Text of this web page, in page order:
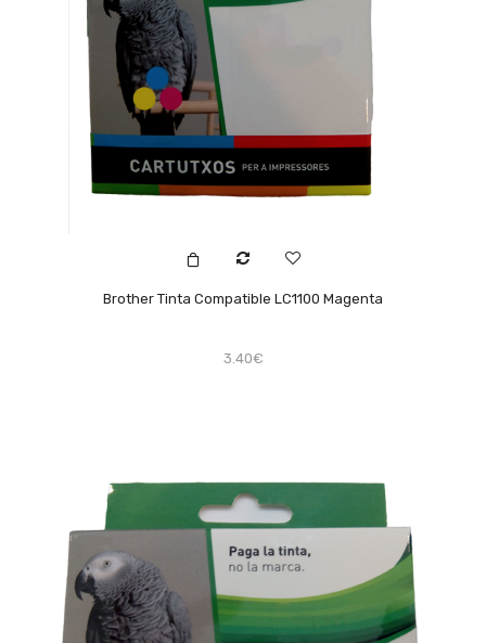
Brother Tinta Compatible LC1100 Magenta
3.40€